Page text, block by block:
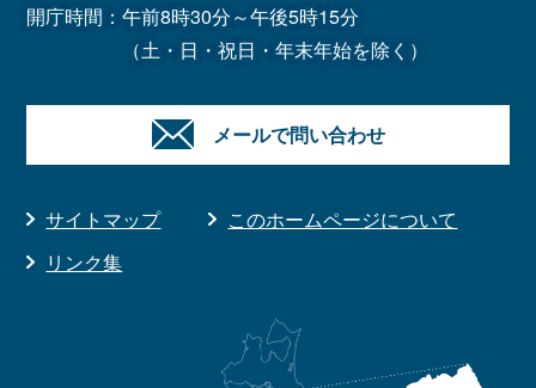
開庁時間：午前8時30分～午後5時15分
（土・日・祝日・年末年始を除く）
メールで問い合わせ
サイトマップ
このホームページについて
リンク集